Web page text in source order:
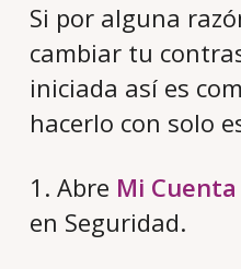
Si por alguna
cambiar tu
iniciada así es
hacerlo con solo
1. Abre Mi Cuenta
en Seguridad.